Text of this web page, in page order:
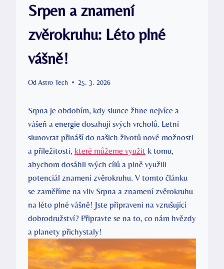
Srpen a znamení
zvěrokruhu: Léto plné
vášně!
Od Astro Tech 25. 3. 2026
Srpna je obdobím, kdy slunce žhne nejvíce a
vášeň a energie dosahují svých vrcholů. Letní
slunovrat přináší do našich životů nové možnosti
a příležitosti, které můžeme využít k tomu,
abychom dosáhli svých cílů a plně využili
potenciál znamení zvěrokruhu. V tomto článku
se zaměříme na vliv Srpna a znamení zvěrokruhu
na léto plné vášně! Jste připraveni na vzrušující
dobrodružství? Připravte se na to, co nám hvězdy
a planety přichystaly!